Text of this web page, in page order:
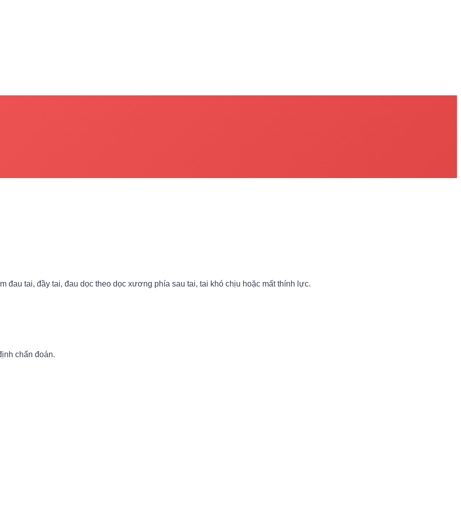
đau tai, đầy tai, đau dọc theo dọc xương phía sau tai, tai khó chịu hoặc mất thính lực.
chẩn đoán.